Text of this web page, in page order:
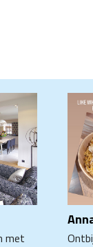
met